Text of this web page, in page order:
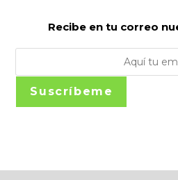
Recibe en tu correo
Suscríbeme